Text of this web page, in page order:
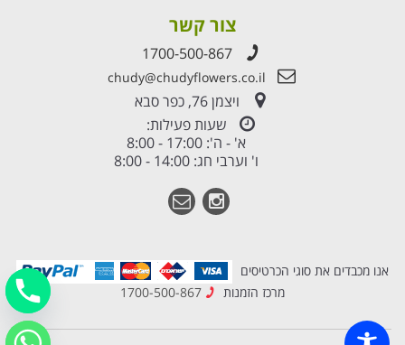
צור קשר
1700-500-867
chudy@chudyflowers.co.il
ויצמן 76, כפר סבא
שעות פעילות:
א' - ה': 17:00 - 8:00
ו' וערבי חג: 14:00 - 8:00
אנו מכבדים את סוגי הכרטיסים
מרכז הזמנות